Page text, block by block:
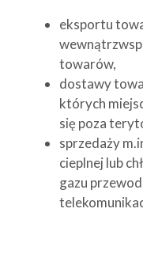
eksportu
towarów,
dostawy
których
się poza
sprzedaży
cieplnej lub
gazu